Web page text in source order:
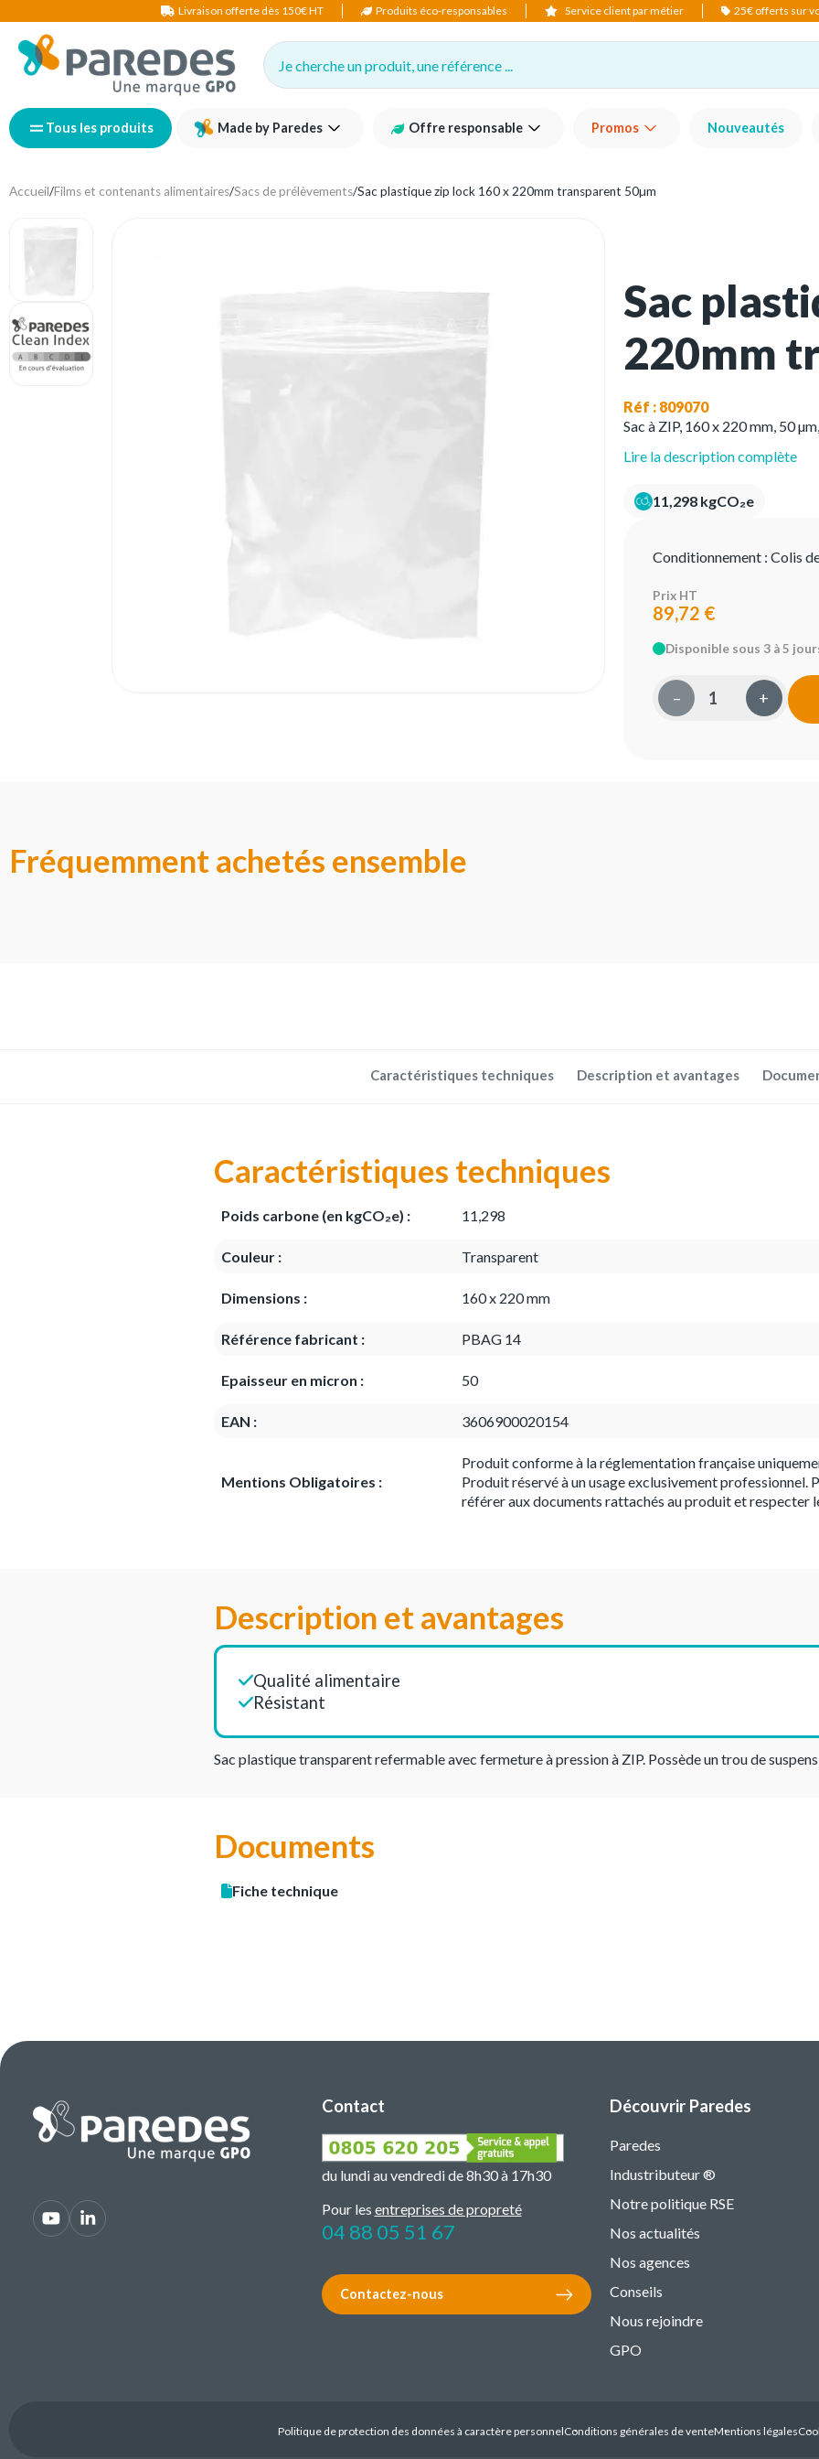
Livraison offerte dès 150€ HT Produits éco-responsables Service client par métier 25€ offerts sur
Je cherche un produit, une référence ...
Tous les produits Made by Paredes Offre responsable Promos Nouveautés
Accueil/Films et contenants alimentaires/Sacs de prélèvements/Sac plastique zip lock 160 x 220mm transparent 50µm
Sac
220mm
Réf : 809070
Sac à ZIP, 160 x 220 mm, 50
Lire la description complète
11,298 kgCO₂e
Conditionnement : Colis
Prix HT
89,72 €
Disponible sous 3 à 5
– +
Fréquemment achetés ensemble
Caractéristiques techniques Description et avantages
Caractéristiques techniques
Poids carbone (en kgCO₂e) : 11,298
Couleur : Transparent
Dimensions : 160 x 220 mm
Référence fabricant : PBAG 14
Epaisseur en micron : 50
EAN : 3606900020154
Mentions Obligatoires :
Produit conforme à la réglementation française
Produit réservé à un usage exclusivement professionnel.
référer aux documents rattachés au produit et respecter
Description et avantages
Qualité alimentaire
Résistant
Sac plastique transparent refermable avec fermeture à pression à ZIP. Possède un trou de
Documents
Fiche technique
Contact
du lundi au vendredi de 8h30 à 17h30
Pour les entreprises de propreté
04 88 05 51 67
Contactez-nous
Découvrir Paredes
Paredes
Industributeur ®
Notre politique RSE
Nos actualités
Nos agences
Conseils
Nous rejoindre
GPO
Politique de protection des données à caractère personnelConditions générales de venteMentions légales